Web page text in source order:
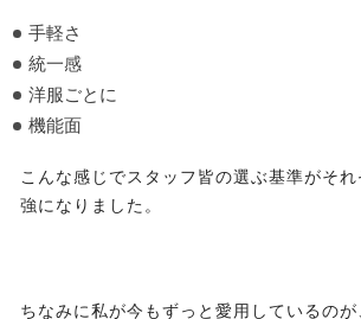
手軽さ
統一感
洋服ごとに
機能面
こんな感じでスタッフ皆の選ぶ基準がそ
強になりました。
ちなみに私が今もずっと愛用しているの